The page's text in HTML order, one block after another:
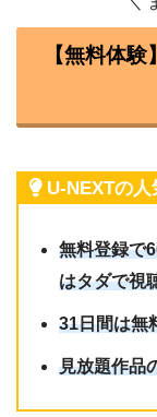
【無料体
U-NEXTの人
無料登録で
はタダで視
31日間は無
見放題作品